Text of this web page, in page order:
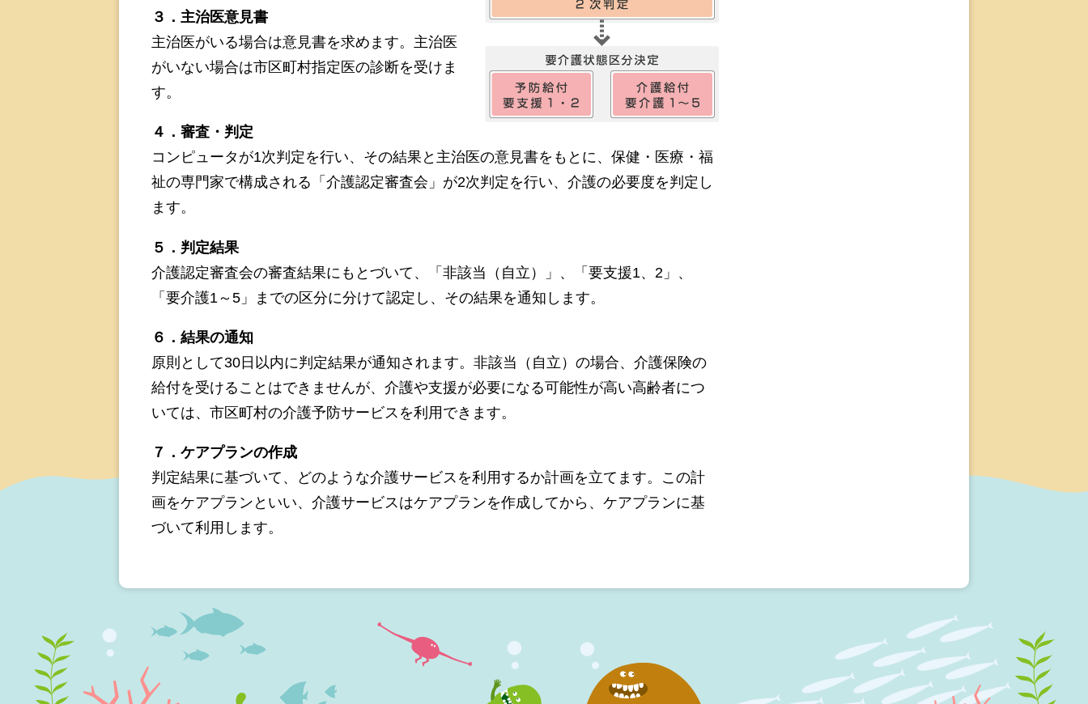
３．主治医意見書
主治医がいる場合は意見書を求めます。主治医
がいない場合は市区町村指定医の診断を受けま
す。
４．審査・判定
コンピュータが1次判定を行い、その結果と主治医の意見書をもとに、保健・医療・福
祉の専門家で構成される「介護認定審査会」が2次判定を行い、介護の必要度を判定し
ます。
５．判定結果
介護認定審査会の審査結果にもとづいて、「非該当（自立）」、「要支援1、2」、
「要介護1～5」までの区分に分けて認定し、その結果を通知します。
６．結果の通知
原則として30日以内に判定結果が通知されます。非該当（自立）の場合、介護保険の
給付を受けることはできませんが、介護や支援が必要になる可能性が高い高齢者につ
いては、市区町村の介護予防サービスを利用できます。
７．ケアプランの作成
判定結果に基づいて、どのような介護サービスを利用するか計画を立てます。この計
画をケアプランといい、介護サービスはケアプランを作成してから、ケアプランに基
づいて利用します。